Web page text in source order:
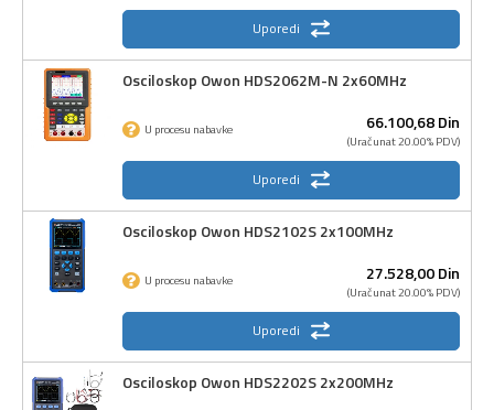
Uporedi
Osciloskop Owon HDS2062M-N 2x60MHz
66.100,68Din
(Uračunat 20.00% PDV)
U procesu nabavke
Uporedi
Osciloskop Owon HDS2102S 2x100MHz
27.528,00Din
(Uračunat 20.00% PDV)
U procesu nabavke
Uporedi
Osciloskop Owon HDS2202S 2x200MHz